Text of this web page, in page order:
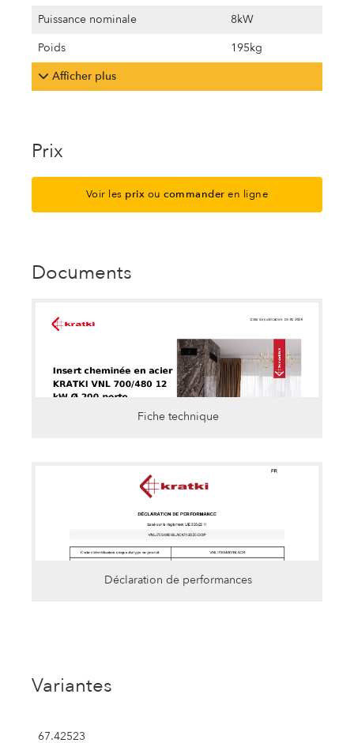
Puissance nominale
8kW
Poids
195kg
Afficher plus
Prix
Voir les prix oucommander en ligne
Documents
Fiche technique
Déclaration de performances
Variantes
67.42523